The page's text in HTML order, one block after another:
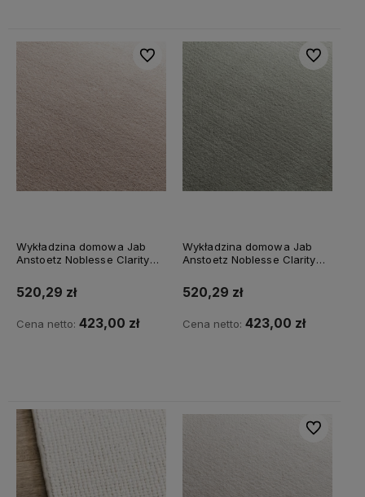
Wykładzina domowa Jab
Anstoetz Noblesse Clarity
520,29 zł
Cena netto: 423,00 zł
Do ulubionych
Wykładzina domowa Jab
Anstoetz Noblesse Clarity
520,29 zł
Cena netto: 423,00 zł
Do
Do